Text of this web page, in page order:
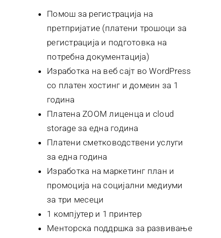
Помош за регистрација на
претпријатие (платени трошоци за
регистрација и подготовка на
потребна документација)
Изработка на веб сајт во WordPress
со платен хостинг и домеин за 1
година
Платена ZOOM лиценца и cloud
storage за една година
Платени сметководствени услуги
за една година
Изработка на маркетинг план и
промоција на социјални медиуми
за три месеци
1 компјутер и 1 принтер
Менторска поддршка за развивање